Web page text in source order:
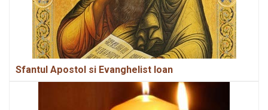
Sfantul Apostol si Evanghelist loan